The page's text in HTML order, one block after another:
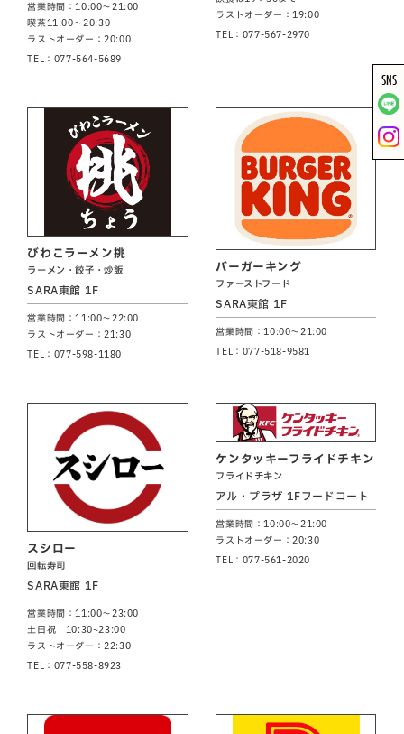
営業時間：10:00～21:00
喫茶11:00～20:30
ラストオーダー：20:00
TEL：077-564-5689
ラストオーダー：19:00
TEL：077-567-2970
びわこラーメン挑
ラーメン・餃子・炒飯
SARA東館 1F
営業時間：11:00～22:00
ラストオーダー：21:30
TEL：077-598-1180
バーガーキング
ファーストフード
SARA東館 1F
営業時間：10:00～21:00
TEL：077-518-9581
スシロー
回転寿司
SARA東館 1F
営業時間：11:00～23:00
土日祝 10:30~23:00
ラストオーダー：22:30
TEL：077-558-8923
ケンタッキーフライドチキン
フライドチキン
アル・プラザ 1Fフードコート
営業時間：10:00～21:00
ラストオーダー：20:30
TEL：077-561-2020
SNS